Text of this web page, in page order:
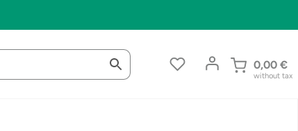
0,00 €
without tax